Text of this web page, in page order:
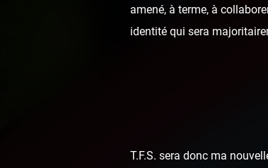
amené, à terme, à
identité qui sera
T.F.S. sera donc ma